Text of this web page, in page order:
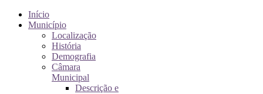
Início
Município
Localização
História
Demografia
Câmara
Municipal
Descrição e